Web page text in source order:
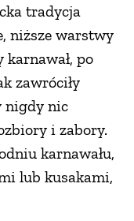
tradycja
niższe warstwy
karnawał, po
zawróciły
nigdy nic
i zabory.
karnawału,
lub kusakami,